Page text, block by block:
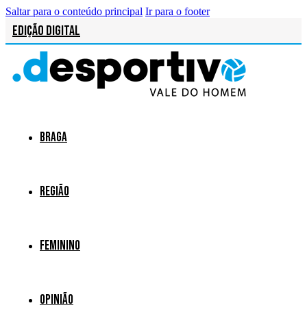
Saltar para o conteúdo principal Ir para o footer
Edição Digital
Braga
Região
Feminino
Opinião